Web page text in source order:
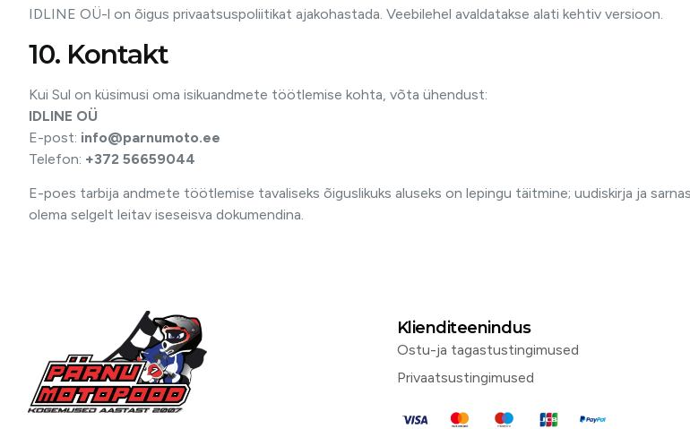
IDLINE OÜ-l on õigus privaatsuspoliitikat ajakohastada. Veebilehel avaldatakse alati kehtiv versioon.
10. Kontakt
Kui Sul on küsimusi oma isikuandmete töötlemise kohta, võta ühendust:
IDLINE OÜ
E-post: info@parnumoto.ee
Telefon: +372 56659044
E-poes tarbija andmete töötlemise tavaliseks õiguslikuks aluseks on lepingu täitmine; uudiskirja ja
olema selgelt leitav iseseisva dokumendina.
Klienditeenindus
Ostu-ja tagastustingimused
Privaatsustingimused